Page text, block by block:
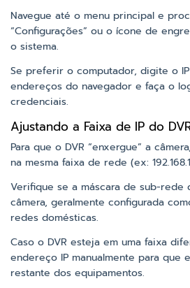
Navegue até o menu principal e
“Configurações” ou o ícone de
o sistema.
Se preferir o computador, digite o
endereços do navegador e faça o
credenciais.
Ajustando a Faixa de IP do
Para que o DVR “enxergue” a
na mesma faixa de rede (ex:
Verifique se a máscara de sub-rede
câmera, geralmente configurada
redes domésticas.
Caso o DVR esteja em uma faixa
endereço IP manualmente para que
restante dos equipamentos.